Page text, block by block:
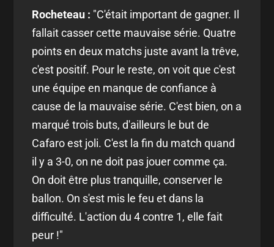
Rocheteau : "C'était important de gagner. Il
fallait casser cette mauvaise série. Quatre
points en deux matchs juste avant la trêve,
c'est positif. Pour le reste, on voit que c'est
une équipe en manque de confiance à
cause de la mauvaise série. C'est bien, on a
marqué trois buts, d'ailleurs le but de
Cafaro est joli. C'est la fin du match quand
il y a 3-0, on ne doit pas jouer comme ça.
On doit être plus tranquille, conserver le
ballon. On s'est mis le feu et dans la
difficulté. L'action du 4 contre 1, elle fait
peur !"